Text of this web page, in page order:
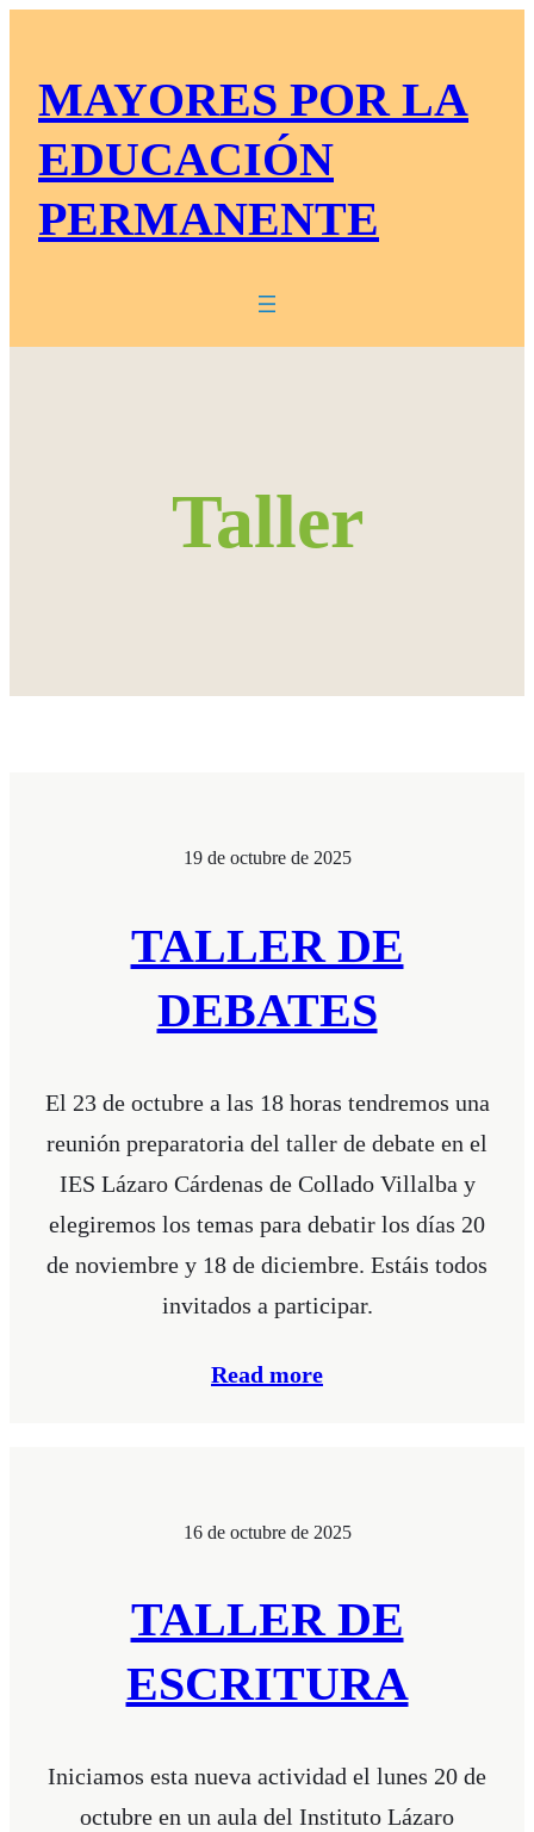
contenido
MAYORES POR LA
EDUCACIÓN
PERMANENTE
Taller
19 de octubre de 2025
TALLER DE
DEBATES
El 23 de octubre a las 18 horas tendremos una
reunión preparatoria del taller de debate en el
IES Lázaro Cárdenas de Collado Villalba y
elegiremos los temas para debatir los días 20
de noviembre y 18 de diciembre. Estáis todos
invitados a participar.
Read more
16 de octubre de 2025
TALLER DE
ESCRITURA
Iniciamos esta nueva actividad el lunes 20 de
octubre en un aula del Instituto Lázaro